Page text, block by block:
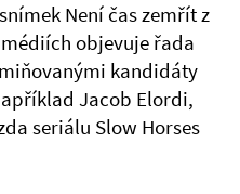
Není čas zemřít z
objevuje řada
kandidáty
Jacob Elordi,
seriálu Slow Horses